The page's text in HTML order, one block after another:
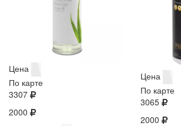
Цена
По карте
3307
2000
Цена
По карте
3065
2000